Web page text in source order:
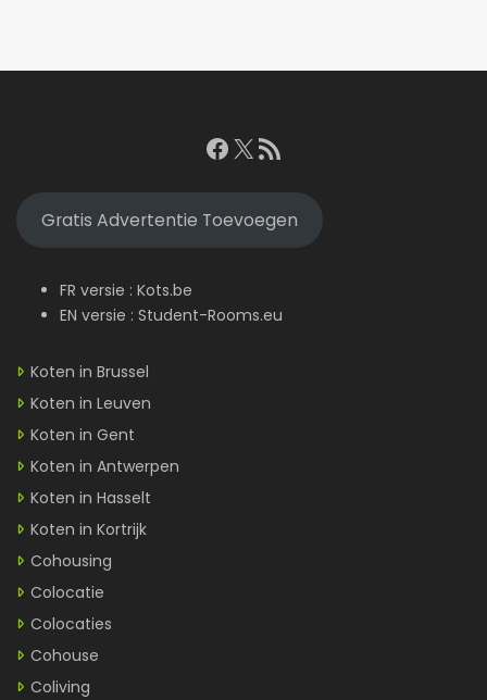
Facebook
X RSS feed
Gratis Advertentie Toevoegen
FR versie : Kots.be
EN versie : Student-Rooms.eu
Koten in Brussel
Koten in Leuven
Koten in Gent
Koten in Antwerpen
Koten in Hasselt
Koten in Kortrijk
Cohousing
Colocatie
Colocaties
Cohouse
Coliving